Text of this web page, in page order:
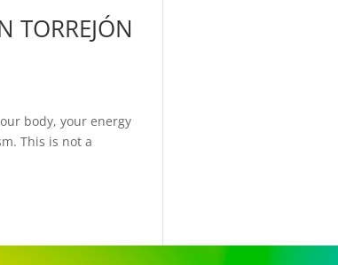
TORREJÓN
body, your energy
This is not a